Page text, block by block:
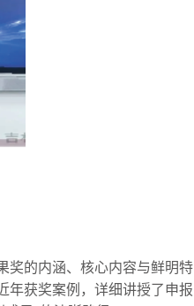
奖的内涵、核心内容与鲜明特
年获奖案例，详细讲授了申报